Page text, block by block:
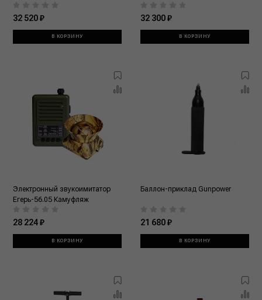
32 520 ₽
В КОРЗИНУ
32 300 ₽
В КОРЗИНУ
Электронный звукоимитатор
Егерь-56.05 Камуфляж
28 224 ₽
В КОРЗИНУ
Баллон-приклад Gunpower
21 680 ₽
В КОРЗИНУ